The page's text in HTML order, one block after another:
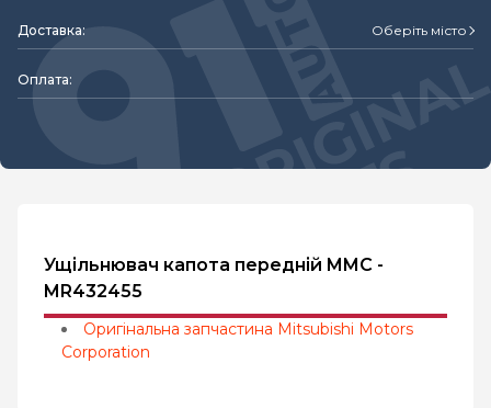
Доставка: Оберіть місто
Оплата:
Ущільнювач капота передній MMC -
MR432455
Оригінальна запчастина Mitsubishi Motors
Corporation